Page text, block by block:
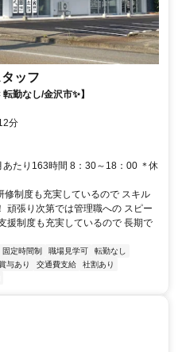
ッフ
勤なし/金沢市✨】
分
たり163時間 8：30～18：00 ＊休
修制度も充実しているので スキル
頑張り次第では管理職への スピー
援制度も充実しているので 長期で
固定時間制 職場見学可
転勤なし
与あり 交通費支給
社割あり